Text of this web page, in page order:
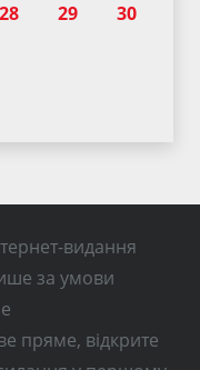
28 29
30
видання
за умови
пряме, відкрите